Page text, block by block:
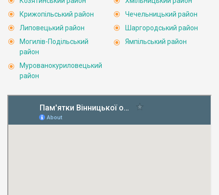
Крижопільський район
Липовецький район
Могилів-Подільський
район
Мурованокуриловецький
район
Чечельницький район
Шаргородський район
Ямпільський район